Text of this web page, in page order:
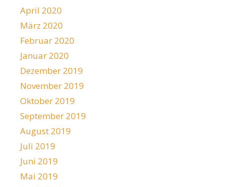
April 2020
März 2020
Februar 2020
Januar 2020
Dezember 2019
November 2019
Oktober 2019
September 2019
August 2019
Juli 2019
Juni 2019
Mai 2019